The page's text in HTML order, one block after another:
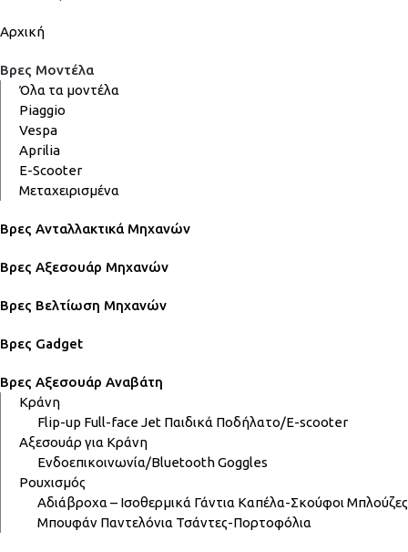
Αρχική
Βρες Μοντέλα
Όλα τα μοντέλα
Piaggio
Vespa
Aprilia
E-Scooter
Μεταχειρισμένα
Βρες Ανταλλακτικά Μηχανών
Βρες Αξεσουάρ Μηχανών
Βρες Βελτίωση Μηχανών
Βρες Gadget
Βρες Αξεσουάρ Αναβάτη
Κράνη
Flip-up Full-faceJet Παιδικά Ποδήλατο/E-scooter
Αξεσουάρ για Κράνη
Ενδοεπικοινωνία/BluetoothGoggles
Ρουχισμός
Αδιάβροχα – Ισοθερμικά Γάντια Καπέλα-Σκούφοι Μπλούζες
Μπουφάν Παντελόνια Τσάντες-Πορτοφόλια